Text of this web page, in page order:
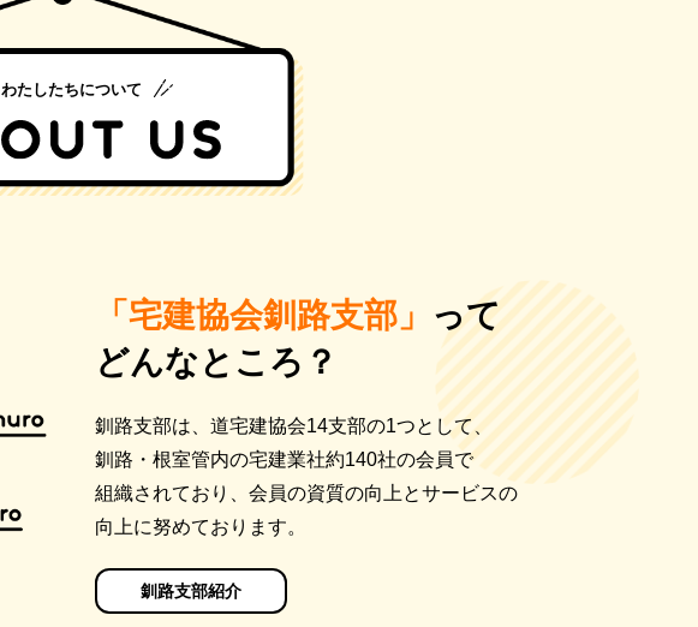
わたしたちについて
「宅建協会釧路支部」 って
どんなところ？
釧路支部は、道宅建協会14支部の1つとして、
釧路・根室管内の宅建業社約140社の会員で
組織されており、会員の資質の向上とサービスの
向上に努めております。
釧路支部紹介